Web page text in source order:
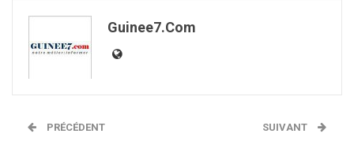
Guinee7.com
PRÉCÉDENT SUIVANT